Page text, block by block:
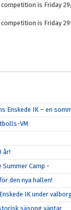
is Friday
is Friday
Enskede IK – en
VM
år!
Camp -
den nya hallen!
IK under
säsong väntar